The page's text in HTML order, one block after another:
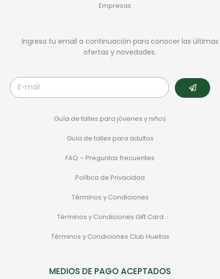
Empresas
Ingresa tu email a continuación para conocer las últimas
ofertas y novedades.
Guía de talles para jóvenes y niños
Guía de talles para adultos
FAQ – Preguntas frecuentes
Política de Privacidad
Términos y Condiciones
Términos y Condiciones Gift Card
Términos y Condiciones Club Huellas
MEDIOS DE PAGO ACEPTADOS